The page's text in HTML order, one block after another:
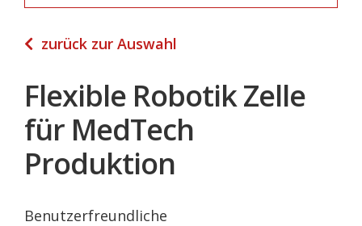
zurück zur Auswahl
Flexible Robotik Zelle
für MedTech
Produktion
Benutzerfreundliche